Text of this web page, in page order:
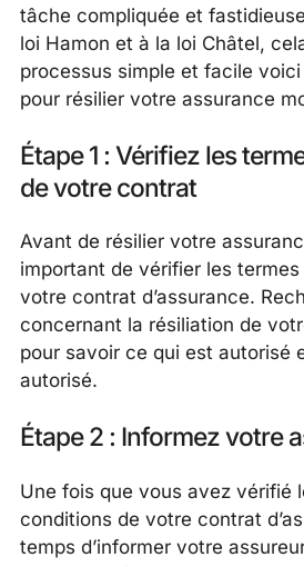
tâche compliquée et
loi Hamon et à la loi Châtel,
processus simple et facile
pour résilier votre assurance
Étape 1 : Vérifiez les
de votre contrat
Avant de résilier votre
important de vérifier les
votre contrat d’assurance.
concernant la résiliation de
pour savoir ce qui est autorisé
autorisé.
Étape 2 : Informez votre
Une fois que vous avez vérifié
conditions de votre contrat
temps d’informer votre